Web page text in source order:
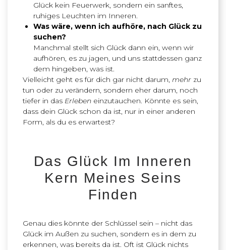
Glück kein Feuerwerk, sondern ein sanftes,
ruhiges Leuchten im Inneren.
Was wäre, wenn ich aufhöre, nach Glück zu
suchen?
Manchmal stellt sich Glück dann ein, wenn wir
aufhören, es zu jagen, und uns stattdessen ganz
dem hingeben, was ist.
Vielleicht geht es für dich gar nicht darum, mehr zu
tun oder zu verändern, sondern eher darum, noch
tiefer in das Erleben einzutauchen. Könnte es sein,
dass dein Glück schon da ist, nur in einer anderen
Form, als du es erwartest?
Das Glück Im Inneren
Kern Meines Seins
Finden
Genau dies könnte der Schlüssel sein – nicht das
Glück im Außen zu suchen, sondern es in dem zu
erkennen, was bereits da ist. Oft ist Glück nichts